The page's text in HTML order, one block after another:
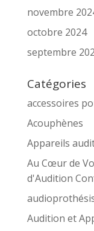
novembre
octobre 2024
septembre
Catégories
accessoires
Acouphènes
Appareils
Au Cœur de
d'Audition
Audition et